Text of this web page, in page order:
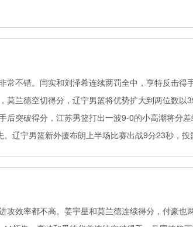
常不错。闫实和刘泽希连续两罚全中，亨特反击得
莫兰德空切得分，辽宁男篮将优势扩大到两位数以
后突破得分，江苏男篮打出一波9-0的小高潮将分
辽宁男篮新外援布朗上半场比赛出战9分23秒，投
攻效率都不高。姜宇星和莫兰德连续得分，付豪也